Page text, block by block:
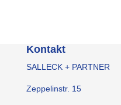
Kontakt
SALLECK + PARTNER
Zeppelinstr. 15